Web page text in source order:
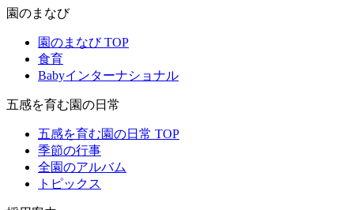
園のまなび
園のまなび TOP
食育
Babyインターナショナル
五感を育む園の日常
五感を育む園の日常 TOP
季節の行事
全園のアルバム
トピックス